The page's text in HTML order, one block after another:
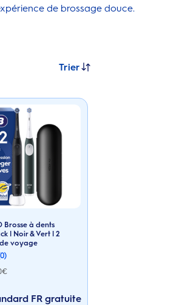
de brossage douce.
Trier
Brosse à dents
| Noir & Vert | 2
de voyage
€
FR gratuite